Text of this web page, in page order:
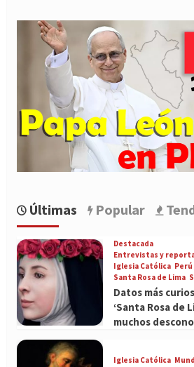
Últimas Popular
Destacada
Entrevistas y
Iglesia Católica Perú
Santa Rosa de Lima
Datos más
‘Santa Rosa de
muchos
Iglesia Católica